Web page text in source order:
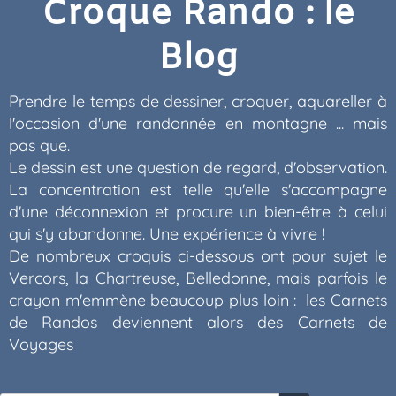
Croque Rando : le
Blog
Prendre le temps de dessiner, croquer, aquareller à
l'occasion d'une randonnée en montagne ... mais
pas que.
Le dessin est une question de regard, d'observation.
La concentration est telle qu'elle s'accompagne
d'une déconnexion et procure un bien-être à celui
qui s'y abandonne. Une expérience à vivre !
De nombreux croquis ci-dessous ont pour sujet le
Vercors, la Chartreuse, Belledonne, mais parfois le
crayon m'emmène beaucoup plus loin : les Carnets
de Randos deviennent alors des Carnets de
Voyages